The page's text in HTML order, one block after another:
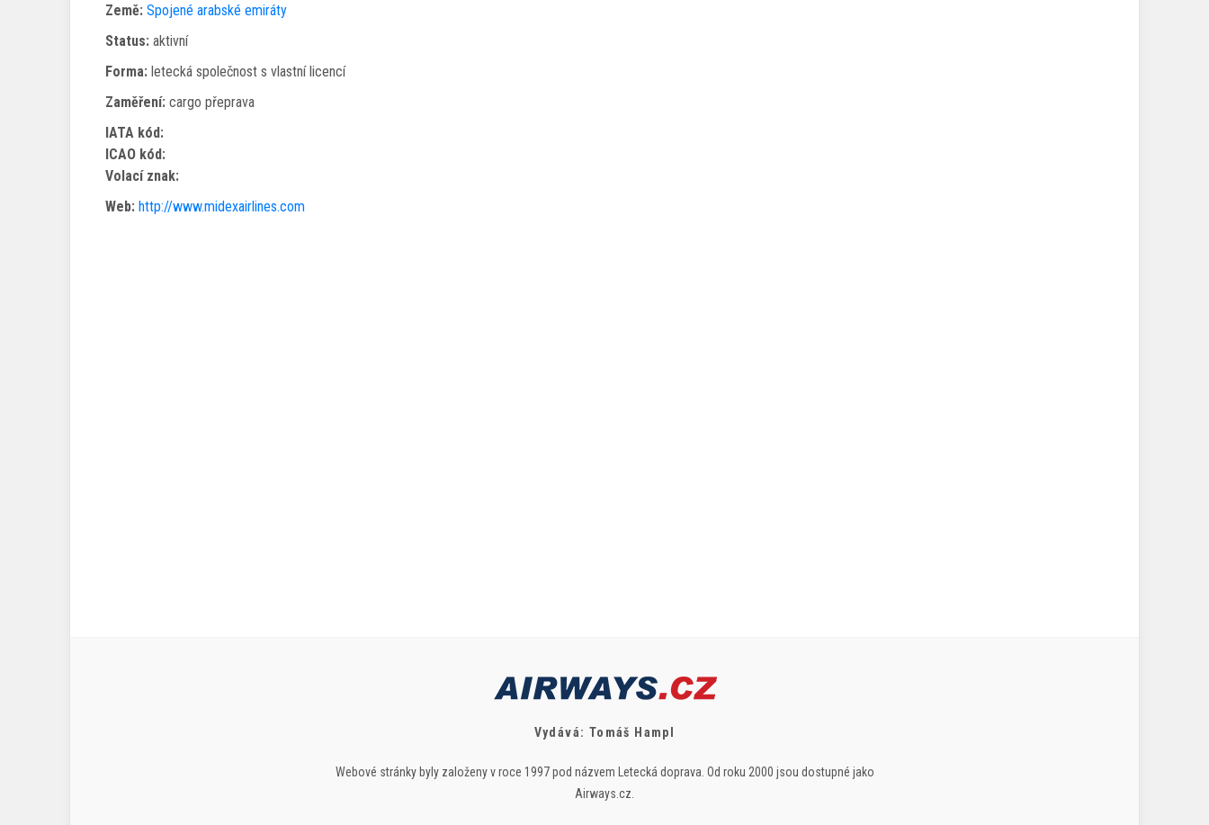
Země: Spojené arabské emiráty
Status: aktivní
Forma: letecká společnost s vlastní licencí
Zaměření: cargo přeprava
IATA kód:
ICAO kód:
Volací znak:
Web: http://www.midexairlines.com
Vydává: Tomáš Hampl
Webové stránky byly založeny v roce 1997 pod názvem Letecká doprava. Od roku 2000 jsou dostupné jako
Airways.cz.